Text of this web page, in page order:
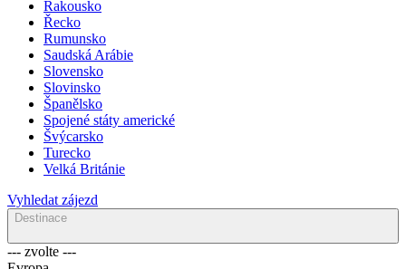
Rakousko
Řecko
Rumunsko
Saudská Arábie
Slovensko
Slovinsko
Španělsko
Spojené státy americké
Švýcarsko
Turecko
Velká Británie
Vyhledat zájezd
Destinace
--- zvolte ---